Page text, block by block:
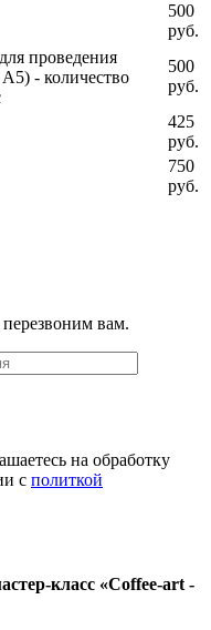
500
руб.
проведения
- количество
500
руб.
425
руб.
750
руб.
вам.
на обработку
с политкой
класс «Coffee-art -